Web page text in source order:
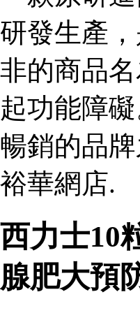
研發生產
非的商品
起功能障
暢銷的品牌
裕華網店.
西力士10
腺肥大預